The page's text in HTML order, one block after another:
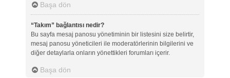
Başa dön
“Takım” bağlantısı nedir?
Bu sayfa mesaj panosu yönetiminin bir listesini size belirtir,
mesaj panosu yöneticileri ile moderatörlerinin bilgilerini ve
diğer detaylarla onların yönettikleri forumları içerir.
Başa dön